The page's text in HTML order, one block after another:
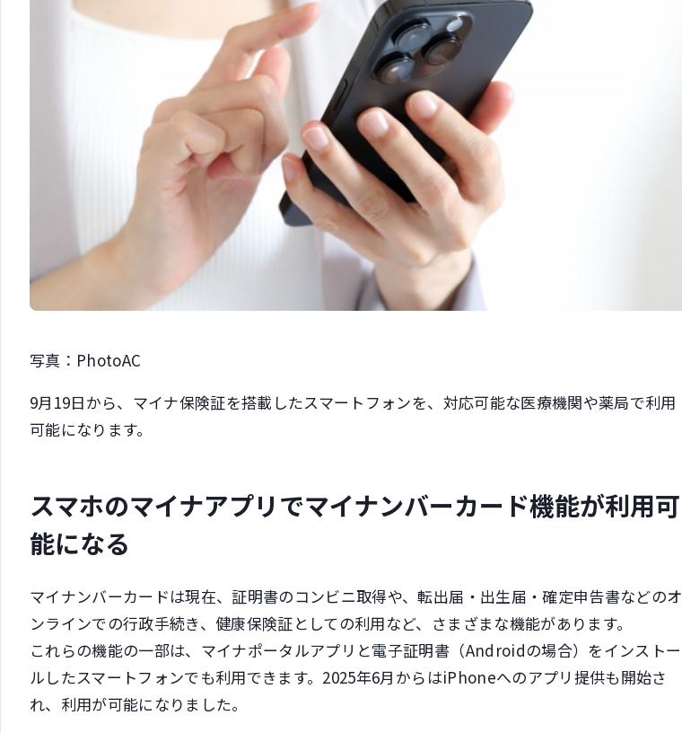
写真：PhotoAC
9月19日から、マイナ保険証を搭載したスマートフォンを、対応可能な医療機関や薬局で利用
可能になります。
スマホのマイナアプリでマイナンバーカード機能が利用可
能になる
マイナンバーカードは現在、証明書のコンビニ取得や、転出届・出生届・確定申告書などのオ
ンラインでの行政手続き、健康保険証としての利用など、さまざまな機能があります。
これらの機能の一部は、マイナポータルアプリと電子証明書（Androidの場合）をインストー
ルしたスマートフォンでも利用できます。2025年6月からはiPhoneへのアプリ提供も開始さ
れ、利用が可能になりました。